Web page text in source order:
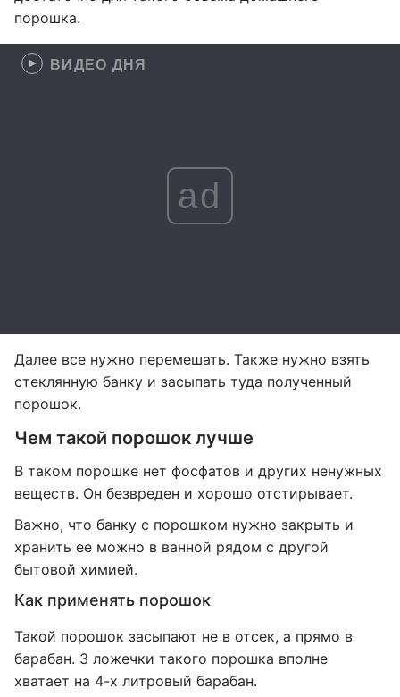
порошка.
ВИДЕО ДНЯ
ad
Далее все нужно перемешать. Также нужно взять
стеклянную банку и засыпать туда полученный
порошок.
Чем такой порошок лучше
В таком порошке нет фосфатов и других ненужных
веществ. Он безвреден и хорошо отстирывает.
Важно, что банку с порошком нужно закрыть и
хранить ее можно в ванной рядом с другой
бытовой химией.
Как применять порошок
Такой порошок засыпают не в отсек, а прямо в
барабан. 3 ложечки такого порошка вполне
хватает на 4-х литровый барабан.